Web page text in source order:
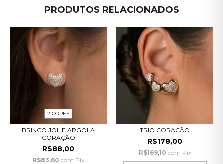
PRODUTOS RELACIONADOS
2 CORES
BRINCO JOLIE ARGOLA
CORAÇÃO
R$88,00
R$83,60 com Pix
TRIO CORAÇÃO
R$178,00
R$169,10 com Pix